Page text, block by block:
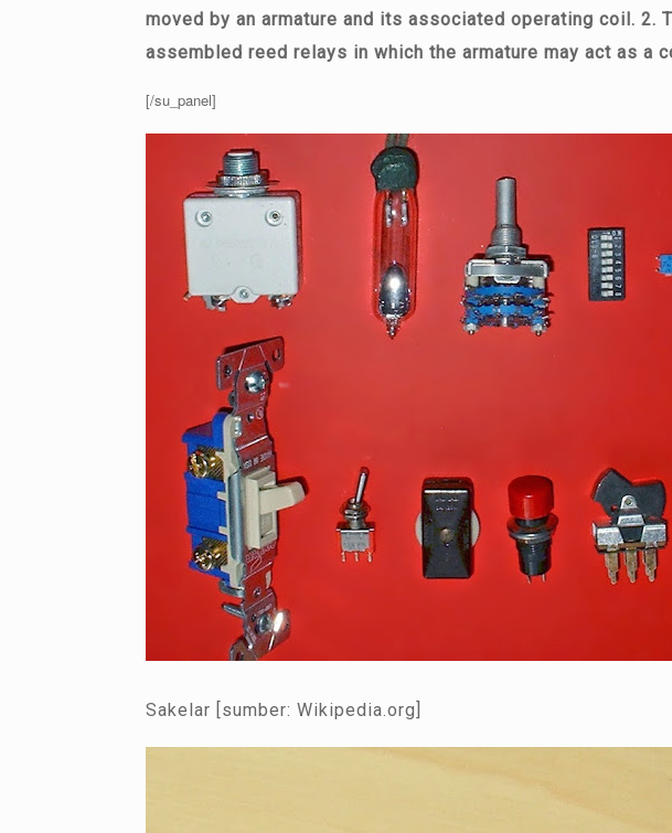
moved by an armature and its associated operating coil. 2.
assembled reed relays in which the armature may act as a
[/su_panel]
Sakelar [sumber: Wikipedia.org]